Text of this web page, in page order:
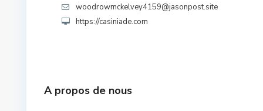
woodrowmckelvey4159@jasonpost.site
https://casiniade.com
A propos de nous